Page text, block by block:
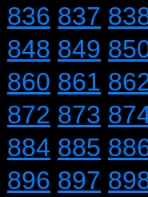
836 837
848 849
860 861
872 873
884 885
896 897